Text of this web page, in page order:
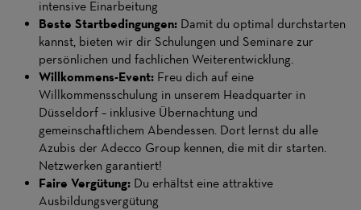
intensive Einarbeitung
Beste Startbedingungen: Damit du optimal durchstarten
kannst, bieten wir dir Schulungen und Seminare zur
persönlichen und fachlichen Weiterentwicklung.
Willkommens-Event: Freu dich auf eine
Willkommensschulung in unserem Headquarter in
Düsseldorf – inklusive Übernachtung und
gemeinschaftlichem Abendessen. Dort lernst du alle
Azubis der Adecco Group kennen, die mit dir starten.
Netzwerken garantiert!
Faire Vergütung: Du erhältst eine attraktive
Ausbildungsvergütung